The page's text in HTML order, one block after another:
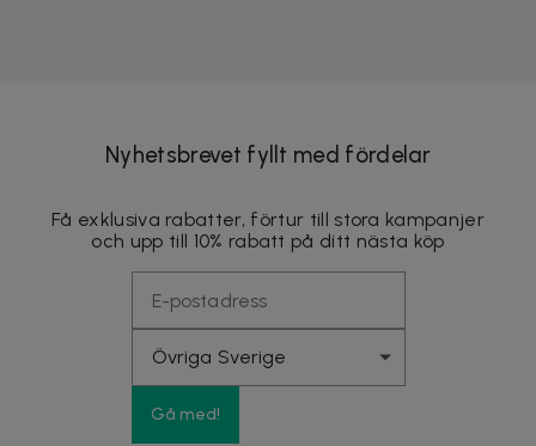
Nyhetsbrevet fyllt med fördelar
Få exklusiva rabatter, förtur till stora kampanjer
och upp till 10% rabatt på ditt nästa köp
Gå med!